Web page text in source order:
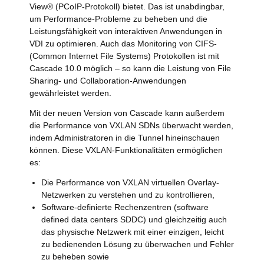
View® (PCoIP-Protokoll) bietet. Das ist unabdingbar,
um Performance-Probleme zu beheben und die
Leistungsfähigkeit von interaktiven Anwendungen in
VDI zu optimieren. Auch das Monitoring von CIFS-
(Common Internet File Systems) Protokollen ist mit
Cascade 10.0 möglich – so kann die Leistung von File
Sharing- und Collaboration-Anwendungen
gewährleistet werden.
Mit der neuen Version von Cascade kann außerdem
die Performance von VXLAN SDNs überwacht werden,
indem Administratoren in die Tunnel hineinschauen
können. Diese VXLAN-Funktionalitäten ermöglichen
es:
Die Performance von VXLAN virtuellen Overlay-
Netzwerken zu verstehen und zu kontrollieren,
Software-definierte Rechenzentren (software
defined data centers SDDC) und gleichzeitig auch
das physische Netzwerk mit einer einzigen, leicht
zu bedienenden Lösung zu überwachen und Fehler
zu beheben sowie